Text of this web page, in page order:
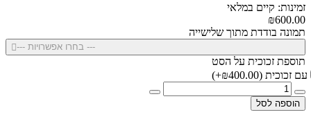
זמינות: קיים במלאי
₪600.00
תמונה בודדת מתוך שלישייה
--- בחרו אפשרויות ---
תוספת זכוכית על הסט
עם זכוכית (₪400.00+)
הוספה לסל